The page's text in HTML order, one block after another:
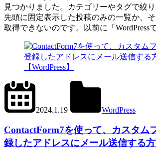
見つかりました。カテゴリーやタグで絞り
先頭に固定表示した投稿のみの一覧か、
取得できないのです。以前に「WordPress
2024.1.19
WordPress
Form
7
ContactForm7を使って、カスタム
録したアドレスにメール送信する